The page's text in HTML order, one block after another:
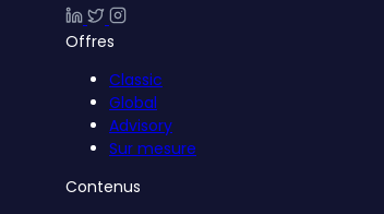
Offres
Classic
Global
Advisory
Sur mesure
Contenus